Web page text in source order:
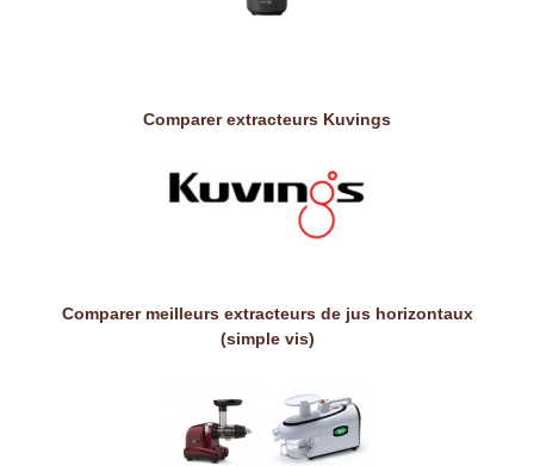
Comparer extracteurs Kuvings
Comparer meilleurs extracteurs de jus horizontaux
(simple vis)